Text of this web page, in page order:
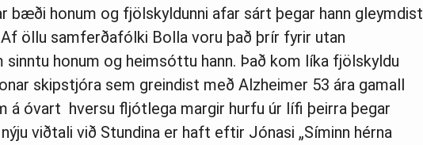
bæði honum og fjölskyldunni afar sárt þegar hann gleymdist
öllu samferðafólki Bolla voru það þrír fyrir utan
sinntu honum og heimsóttu hann. Það kom líka fjölskyldu
skipstjóra sem greindist með Alzheimer 53 ára gamall
á óvart hversu fljótlega margir hurfu úr lífi þeirra þegar
viðtali við Stundina er haft eftir Jónasi „Síminn hérna